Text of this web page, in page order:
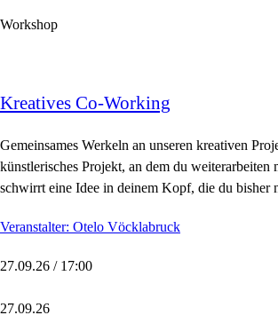
Workshop
Kreatives Co-Working
Gemeinsames Werkeln an unseren kreativen
künstlerisches Projekt, an dem du weiterarbeiten
schwirrt eine Idee in deinem Kopf, die du bisher
Veranstalter: Otelo Vöcklabruck
27.09.26 / 17:00
27.09.26